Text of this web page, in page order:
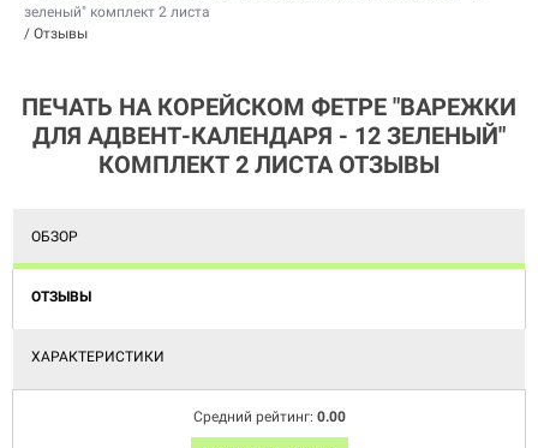
зеленый" комплект 2 листа
/ Отзывы
ПЕЧАТЬ НА КОРЕЙСКОМ ФЕТРЕ "ВАРЕЖКИ
ДЛЯ АДВЕНТ-КАЛЕНДАРЯ - 12 ЗЕЛЕНЫЙ"
КОМПЛЕКТ 2 ЛИСТА ОТЗЫВЫ
ОБЗОР
ОТЗЫВЫ
ХАРАКТЕРИСТИКИ
Средний рейтинг: 0.00